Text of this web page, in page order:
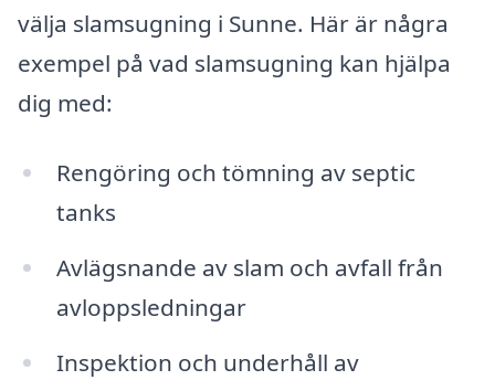
välja slamsugning i Sunne. Här är några
exempel på vad slamsugning kan hjälpa
dig med:
Rengöring och tömning av septic
tanks
Avlägsnande av slam och avfall från
avloppsledningar
Inspektion och underhåll av